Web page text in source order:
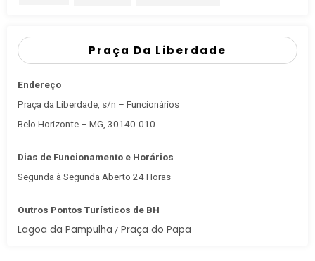
Praça Da Liberdade
Endereço
Praça da Liberdade, s/n – Funcionários
Belo Horizonte – MG, 30140-010
Dias de Funcionamento e Horários
Segunda à Segunda Aberto 24 Horas
Outros Pontos Turísticos de BH
Lagoa da Pampulha / Praça do Papa